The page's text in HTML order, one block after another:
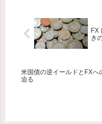
FX
き
米国債の逆イールドとFXへ
迫る